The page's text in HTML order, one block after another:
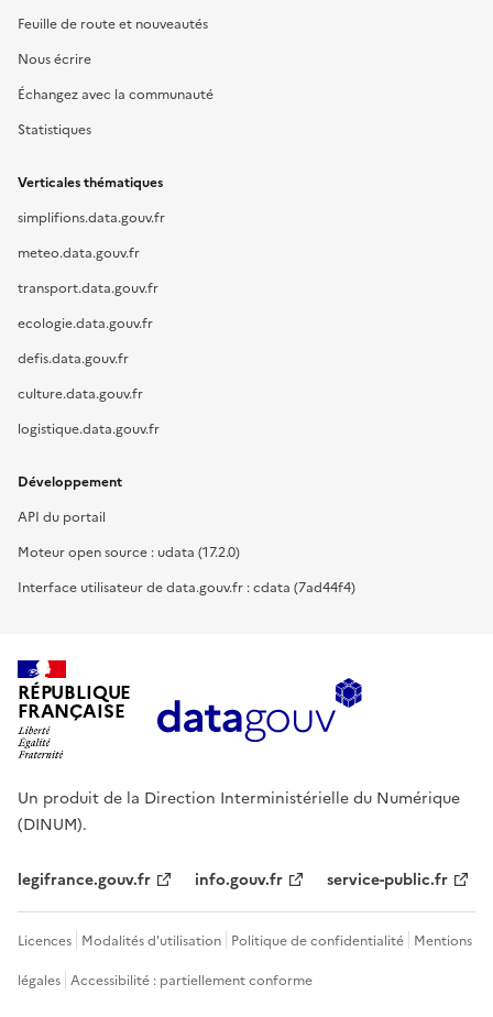
Feuille de route et nouveautés
Nous écrire
Échangez avec la communauté
Statistiques
Verticales thématiques
simplifions.data.gouv.fr
meteo.data.gouv.fr
transport.data.gouv.fr
ecologie.data.gouv.fr
defis.data.gouv.fr
culture.data.gouv.fr
logistique.data.gouv.fr
Développement
API du portail
Moteur open source : udata (17.2.0)
Interface utilisateur de data.gouv.fr : cdata (7ad44f4)
RÉPUBLIQUE
FRANÇAISE
Un produit de la Direction Interministérielle du Numérique
(DINUM).
legifrance.gouv.fr info.gouv.fr service-public.fr
Licences Modalités d'utilisation Politique de confidentialité Mentions
légales Accessibilité : partiellement conforme